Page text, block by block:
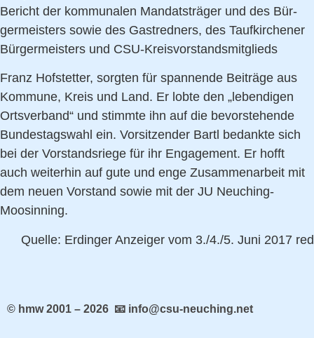
Bericht der kommunalen Mandatsträger und des Bür­
germeisters sowie des Gastredners, des Taufkirchener
Bürgermeisters und CSU-Kreisvorstandsmitglieds
Franz Hofstetter, sorgten für spannende Beiträge aus
Kommune, Kreis und Land. Er lobte den „lebendigen
Ortsverband“ und stimmte ihn auf die bevorstehende
Bundestagswahl ein. Vorsitzender Bartl bedankte sich
bei der Vorstandsriege für ihr Engagement. Er hofft
auch weiterhin auf gute und enge Zusammenarbeit mit
dem neuen Vorstand sowie mit der JU Neuching-
Moosinning.
Quelle: Erdinger Anzeiger vom 3./4./5. Juni 2017 red
© hmw 2001 – 2026 📧 info@csu-neuching.net